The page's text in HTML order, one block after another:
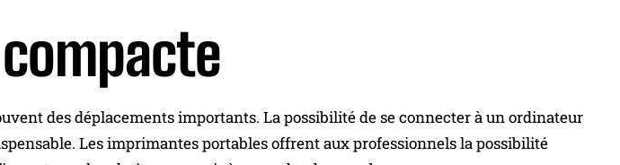
des déplacements importants. La possibilité de se connecter à un ordinateur
Les imprimantes portables offrent aux professionnels la possibilité